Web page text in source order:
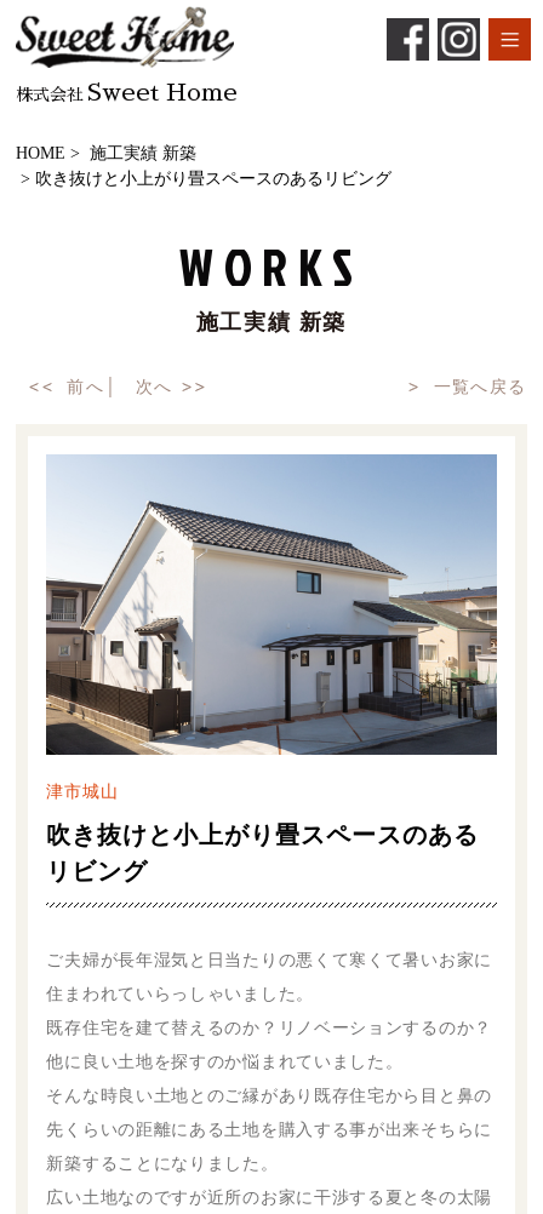
株式会社 Sweet Home
HOME >施工実績 新築
> 吹き抜けと小上がり畳スペースのあるリビング
WORKS
施工実績 新築
前へ 次へ 一覧へ戻る
津市城山
吹き抜けと小上がり畳スペースのある
リビング
ご夫婦が長年湿気と日当たりの悪くて寒くて暑いお家に
住まわれていらっしゃいました。
既存住宅を建て替えるのか？リノベーションするのか？
他に良い土地を探すのか悩まれていました。
そんな時良い土地とのご縁があり既存住宅から目と鼻の
先くらいの距離にある土地を購入する事が出来そちらに
新築することになりました。
広い土地なのですが近所のお家に干渉する夏と冬の太陽